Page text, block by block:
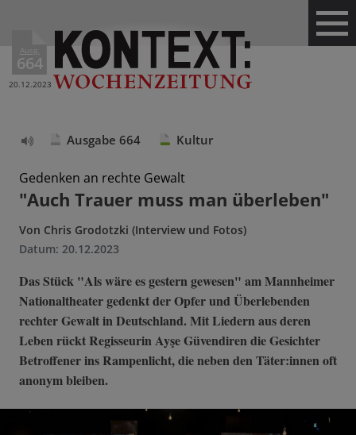
Ausg.
664
20.12.2023
vorlesen
Ausgabe 664 Kultur
Gedenken an rechte Gewalt
"Auch Trauer muss man überleben"
Von Chris Grodotzki (Interview und Fotos)
Datum: 20.12.2023
Das Stück "Als wäre es gestern gewesen" am Mannheimer
Nationaltheater gedenkt der Opfer und Überlebenden
rechter Gewalt in Deutschland. Mit Liedern aus deren
Leben rückt Regisseurin Ayşe Güvendiren die Gesichter
Betroffener ins Rampenlicht, die neben den Täter:innen oft
anonym bleiben.